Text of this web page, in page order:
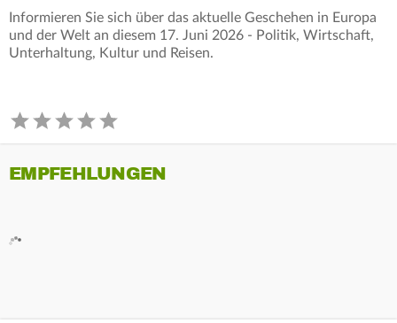
Informieren Sie sich über das aktuelle Geschehen in Europa
und der Welt an diesem 17. Juni 2026 - Politik, Wirtschaft,
Unterhaltung, Kultur und Reisen.
EMPFEHLUNGEN